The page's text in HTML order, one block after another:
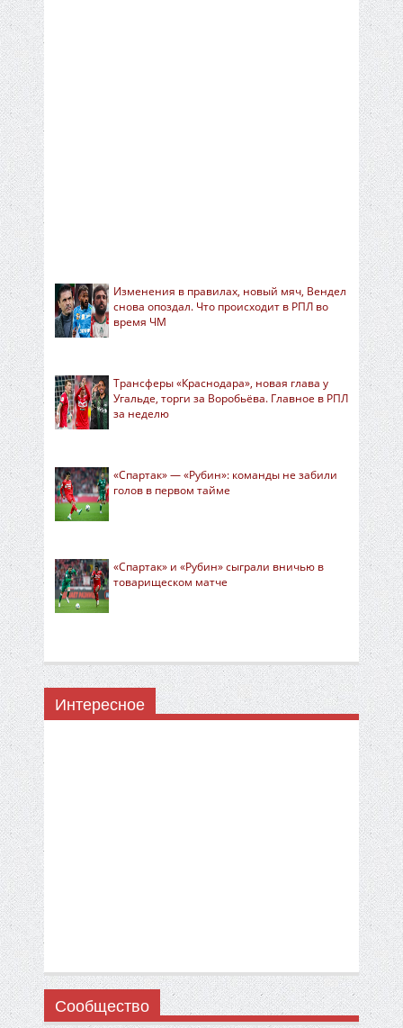
Изменения в правилах, новый мяч, Вендел
снова опоздал. Что происходит в РПЛ во
время ЧМ
Трансферы «Краснодара», новая глава у
Угальде, торги за Воробьёва. Главное в РПЛ
за неделю
«Спартак» — «Рубин»: команды не забили
голов в первом тайме
«Спартак» и «Рубин» сыграли вничью в
товарищеском матче
Интересное
Сообщество